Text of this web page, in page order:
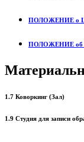
ПОЛОЖЕНИЕ о
ПОЛОЖЕНИЕ об
1.7 Коворкинг (Зал)
1.9 Студия для записи